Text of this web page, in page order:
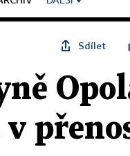
Sdílet